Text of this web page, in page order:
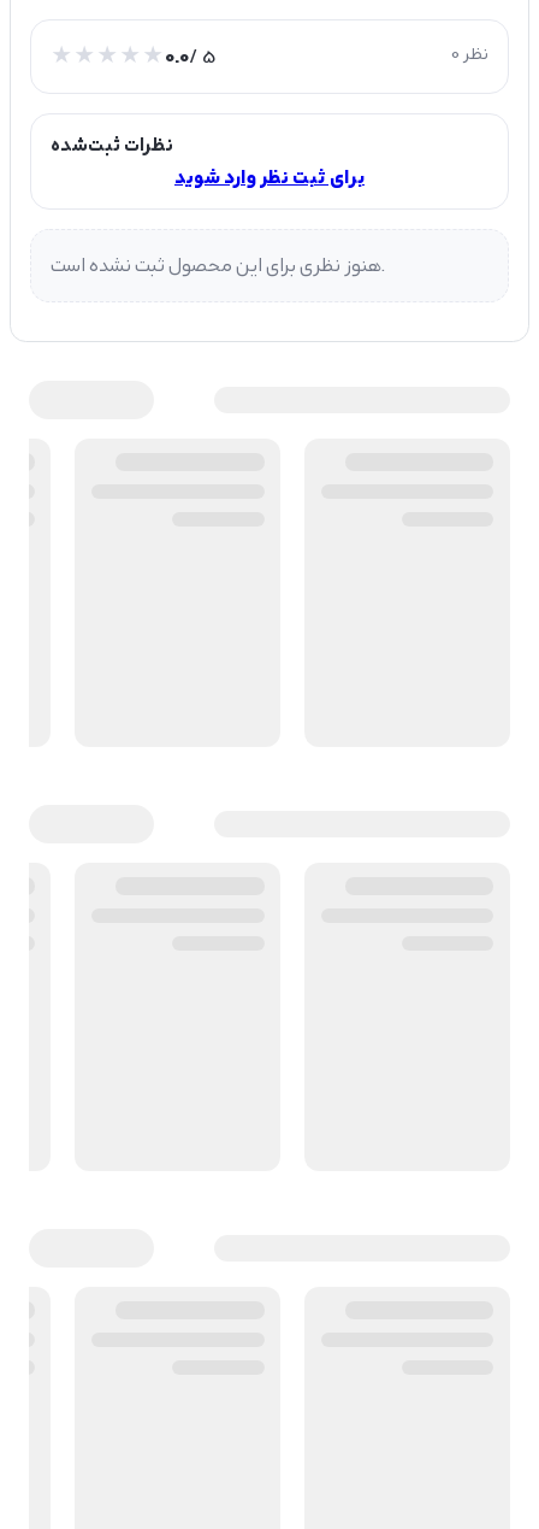
0.0/ 5 0 نظر
نظرات ثبت‌شده
برای ثبت نظر وارد شوید
هنوز نظری برای این محصول ثبت نشده است.